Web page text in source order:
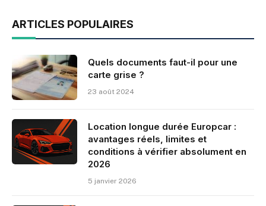
ARTICLES POPULAIRES
Quels documents faut-il pour une
carte grise ?
23 août 2024
Location longue durée Europcar :
avantages réels, limites et
conditions à vérifier absolument en
2026
5 janvier 2026